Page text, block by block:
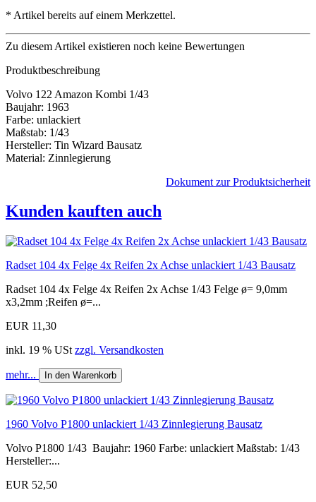
* Artikel bereits auf einem Merkzettel.
Zu diesem Artikel existieren noch keine Bewertungen
Produktbeschreibung
Volvo 122 Amazon Kombi 1/43
Baujahr: 1963
Farbe: unlackiert
Maßstab: 1/43
Hersteller: Tin Wizard Bausatz
Material: Zinnlegierung
Dokument zur Produktsicherheit
Kunden kauften auch
Radset 104 4x Felge 4x Reifen 2x Achse unlackiert 1/43 Bausatz
Radset 104 4x Felge 4x Reifen 2x Achse 1/43 Felge ø= 9,0mm
x3,2mm ;Reifen ø=...
EUR 11,30
inkl. 19 % USt zzgl. Versandkosten
mehr... In den Warenkorb
1960 Volvo P1800 unlackiert 1/43 Zinnlegierung Bausatz
Volvo P1800 1/43 Baujahr: 1960 Farbe: unlackiert Maßstab: 1/43
Hersteller:...
EUR 52,50